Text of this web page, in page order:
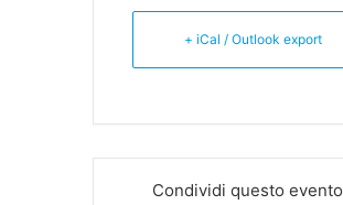
+ iCal / Outlook export
Condividi questo evento